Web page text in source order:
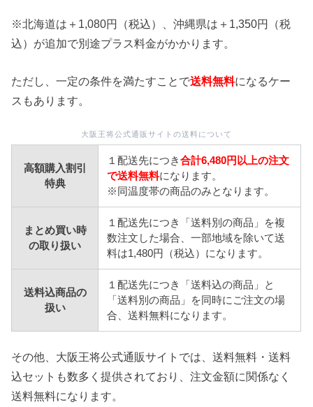
※北海道は＋1,080円（税込）、沖縄県は＋1,350円（税
込）が追加で別途プラス料金がかかります。
ただし、一定の条件を満たすことで送料無料になるケー
スもあります。
大阪王将公式通販サイトの送料について
高額購入割引
特典
１配送先につき合計6,480円以上の注文
で送料無料になります。
※同温度帯の商品のみとなります。
まとめ買い時
の取り扱い
１配送先につき「送料別の商品」を複
数注文した場合、一部地域を除いて送
料は1,480円（税込）になります。
送料込商品の
扱い
１配送先につき「送料込の商品」と
「送料別の商品」を同時にご注文の場
合、送料無料になります。
その他、大阪王将公式通販サイトでは、送料無料・送料
込セットも数多く提供されており、注文金額に関係なく
送料無料になります。